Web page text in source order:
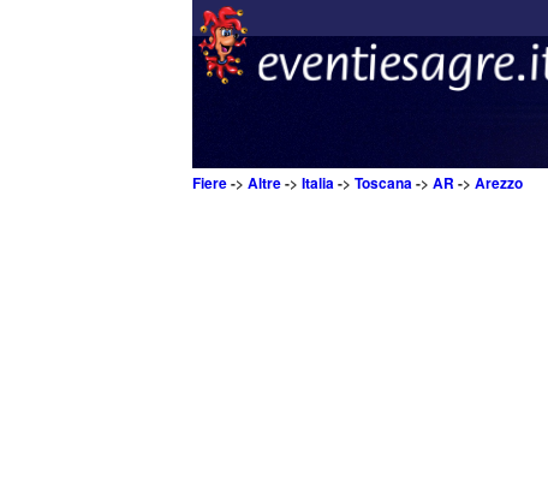
Fiere-> Altre-> Italia-> Toscana-> AR -> Arezzo